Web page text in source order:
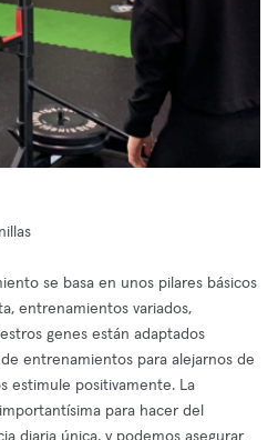
se basa en unos pilares básicos
entrenamientos variados,
genes están adaptados
entrenamientos para alejarnos de
estimule positivamente. La
para hacer del
diaria única, y podemos asegurar